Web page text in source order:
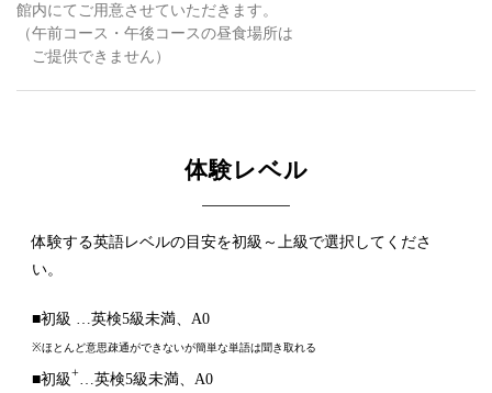
館内にてご用意させていただきます。
（午前コース・午後コースの昼食場所は
ご提供できません）
体験レベル
体験する英語レベルの目安を初級～上級で選択してくださ
い。
■初級 …英検5級未満、A0
※ほとんど意思疎通ができないが簡単な単語は聞き取れる
■初級+ …英検5級未満、A0